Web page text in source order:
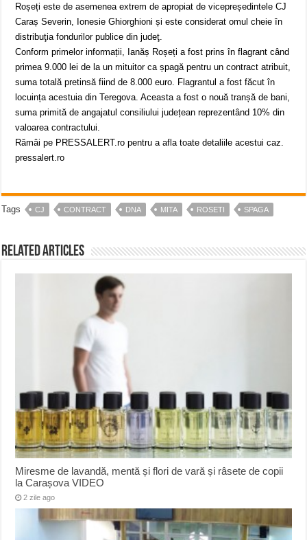
Roșeți este de asemenea extrem de apropiat de vicepreședintele CJ
Caraș Severin, Ionesie Ghiorghioni și este considerat omul cheie în
distribuţia fondurilor publice din judeţ.
Conform primelor informații, Ianăș Roșeți a fost prins în flagrant când
primea 9.000 lei de la un mituitor ca șpagă pentru un contract atribuit,
suma totală pretinsă fiind de 8.000 euro. Flagrantul a fost făcut în
locuința acestuia din Teregova. Aceasta a fost o nouă tranșă de bani,
suma primită de angajatul consiliului județean reprezentând 10% din
valoarea contractului.
Rămâi pe PRESSALERT.ro pentru a afla toate detaliile acestui caz.
pressalert.ro
Tags CJ CONTRACT DNA MITA ROSETI SPAGA
Related Articles
Miresme de lavandă, mentă și flori de vară și râsete de copii
la Carașova VIDEO
2 zile ago